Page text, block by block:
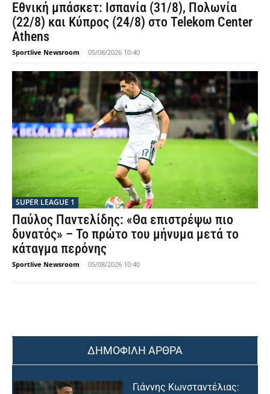
Εθνική μπάσκετ: Ισπανία (31/8), Πολωνία
(22/8) και Κύπρος (24/8) στο Telekom Center
Athens
Sportlive Newsroom - 05/08/2026 10:40
SUPER LEAGUE 1
Παύλος Παντελίδης: «Θα επιστρέψω πιο
δυνατός» – Το πρώτο του μήνυμα μετά το
κάταγμα περόνης
Sportlive Newsroom - 05/08/2026 10:40
ΔΗΜΟΦΙΛΗ ΑΡΘΡΑ
Γιάννης Κωνσταντέλιας: